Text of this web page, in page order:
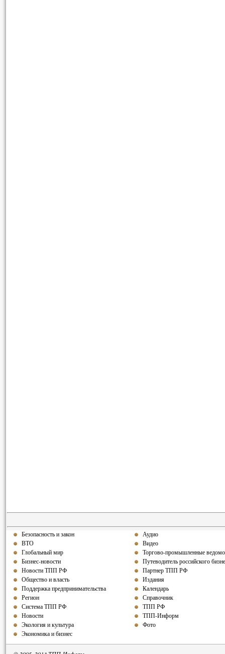
Безопасность и закон
ВТО
Глобальный мир
Бизнес-новости
Новости ТПП РФ
Общество и власть
Поддержка предпринимательства
Регион
Система ТПП РФ
Новости
Экология и культура
Экономика и бизнес
Аудио
Видео
Торгово-промышленные
Путеводитель российского
Партнер ТПП РФ
Издания
Календарь
Справочник
ТПП РФ
ТПП-Информ
Фото